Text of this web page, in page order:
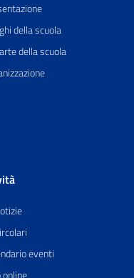
della scuola
della scuola
eventi
online